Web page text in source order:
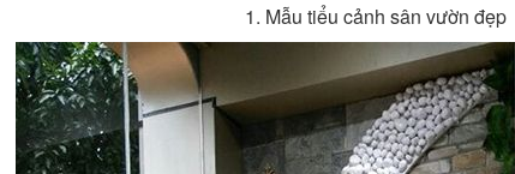
1. Mẫu tiểu cảnh sân vườn đẹp